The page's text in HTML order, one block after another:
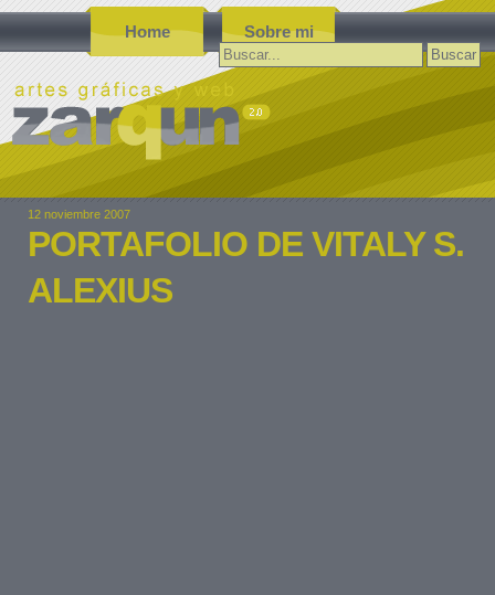
Home Sobre mi
Buscar:
12 noviembre 2007
PORTAFOLIO DE VITALY S.
ALEXIUS